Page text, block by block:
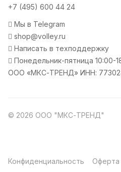
+7 (495) 600 44 24
Мы в Telegram
shop@volley.ru
Написать в техподдержку
Понедельник-пятница 10:00-
ООО «МКС-ТРЕНД» ИНН:
© 2026 ООО "МКС-ТРЕНД"
Конфиденциальность Оферта